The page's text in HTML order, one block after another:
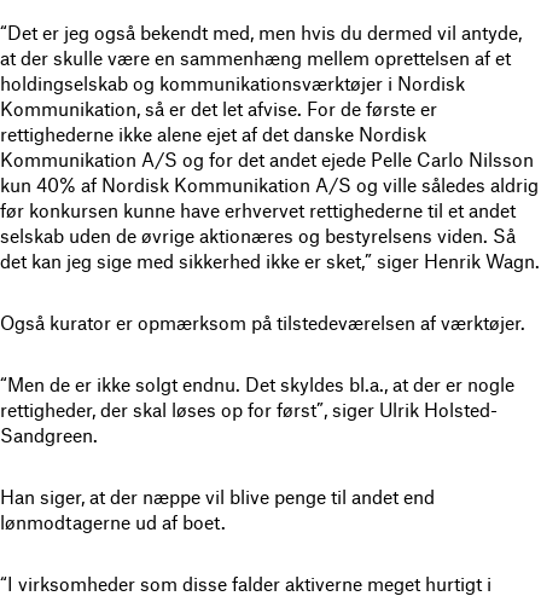
“Det er jeg også bekendt med, men hvis du dermed vil antyde,
at der skulle være en sammenhæng mellem oprettelsen af et
holdingselskab og kommunikationsværktøjer i Nordisk
Kommunikation, så er det let afvise. For de første er
rettighederne ikke alene ejet af det danske Nordisk
Kommunikation A/S og for det andet ejede Pelle Carlo Nilsson
kun 40% af Nordisk Kommunikation A/S og ville således aldrig
før konkursen kunne have erhvervet rettighederne til et andet
selskab uden de øvrige aktionæres og bestyrelsens viden. Så
det kan jeg sige med sikkerhed ikke er sket,” siger Henrik Wagn.
Også kurator er opmærksom på tilstedeværelsen af værktøjer.
“Men de er ikke solgt endnu. Det skyldes bl.a., at der er nogle
rettigheder, der skal løses op for først”, siger Ulrik Holsted-
Sandgreen.
Han siger, at der næppe vil blive penge til andet end
lønmodtagerne ud af boet.
“I virksomheder som disse falder aktiverne meget hurtigt i